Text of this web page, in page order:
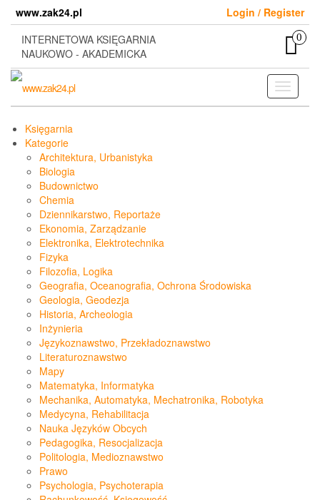
content
www.zak24.pl
Login / Register
INTERNETOWA KSIĘGARNIA
NAUKOWO - AKADEMICKA
0
Toggle
Księgarnia
Kategorie
Architektura, Urbanistyka
Biologia
Budownictwo
Chemia
Dziennikarstwo, Reportaże
Ekonomia, Zarządzanie
Elektronika, Elektrotechnika
Fizyka
Filozofia, Logika
Geografia, Oceanografia, Ochrona Środowiska
Geologia, Geodezja
Historia, Archeologia
Inżynieria
Językoznawstwo, Przekładoznawstwo
Literaturoznawstwo
Mapy
Matematyka, Informatyka
Mechanika, Automatyka, Mechatronika, Robotyka
Medycyna, Rehabilitacja
Nauka Języków Obcych
Pedagogika, Resocjalizacja
Politologia, Medioznawstwo
Prawo
Psychologia, Psychoterapia